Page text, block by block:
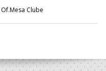
Of.Mesa Clube
Gestor Segurança em Formação